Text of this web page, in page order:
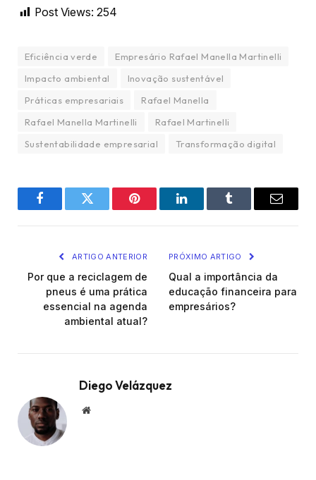
Post Views: 254
Eficiência verde
Empresário Rafael Manella Martinelli
Impacto ambiental
Inovação sustentável
Práticas empresariais
Rafael Manella
Rafael Manella Martinelli
Rafael Martinelli
Sustentabilidade empresarial
Transformação digital
FacebookTwitter Pinterest LinkedInTumblr Email
ARTIGO ANTERIOR
Por que a reciclagem de
pneus é uma prática
essencial na agenda
ambiental atual?
PRÓXIMO ARTIGO
Qual a importância da
educação financeira para
empresários?
Diego Velázquez
Website